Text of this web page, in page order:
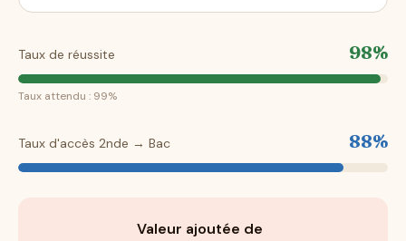
Taux de réussite 98%
Taux attendu : 99%
Taux d'accès 2nde → Bac 88%
Valeur ajoutée de